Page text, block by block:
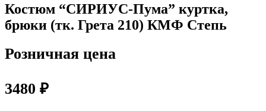
Костюм “СИРИУС-Пума” куртка,
брюки (тк. Грета 210) КМФ Степь
Розничная цена
3480 ₽